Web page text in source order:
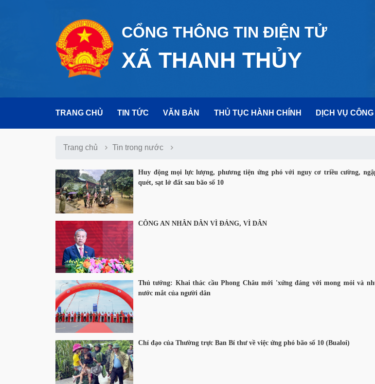
CỔNG THÔNG TIN ĐIỆN TỬ
XÃ THANH THỦY
TRANG CHỦ TIN TỨC VĂN BẢN THỦ TỤC HÀNH CHÍNH DỊCH VỤ CÔNG
Trang chủ Tin trong nước
Huy động mọi lực lượng, phương tiện ứng phó với nguy cơ triều cường,
quét, sạt lở đất sau bão số 10
CÔNG AN NHÂN DÂN VÌ ĐẢNG, VÌ DÂN
Thủ tướng: Khai thác cầu Phong Châu mới 'xứng đáng với mong mỏi và
nước mắt của người dân
Chỉ đạo của Thường trực Ban Bí thư về việc ứng phó bão số 10 (Bualoi)